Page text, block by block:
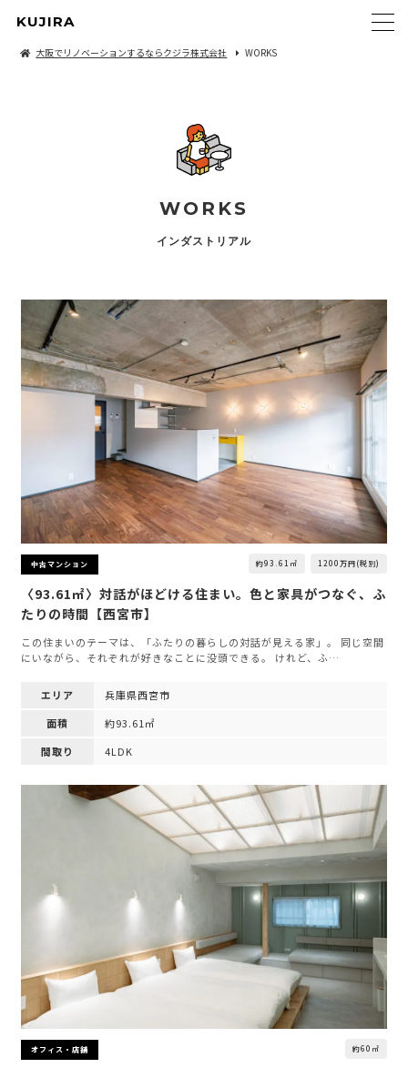
KUJIRA
大阪でリノベーションするならクジラ株式会社 WORKS
WORKS
インダストリアル
中古マンション 約93.61㎡ 1200万円(税別)
〈93.61㎡〉対話がほどける住まい。色と家具がつなぐ、ふ
たりの時間【西宮市】
この住まいのテーマは、「ふたりの暮らしの対話が見える家」。 同じ空間
にいながら、それぞれが好きなことに没頭できる。 けれど、ふ…
エリア
兵庫県西宮市
面積
約93.61㎡
間取り
4LDK
オフィス・店舗 約60㎡